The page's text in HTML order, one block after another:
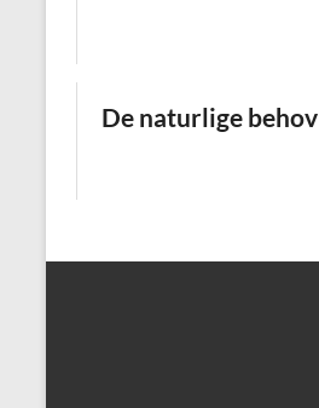
De naturlige behov